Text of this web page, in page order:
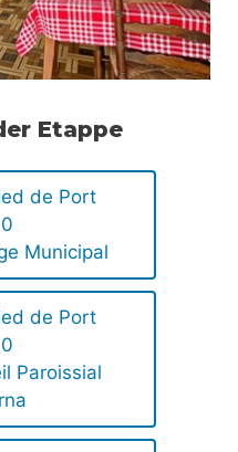
Etappe
de Port
Municipal
de Port
Paroissial